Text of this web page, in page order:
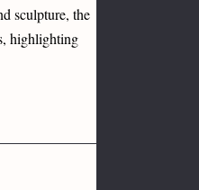
sculpture, the
highlighting